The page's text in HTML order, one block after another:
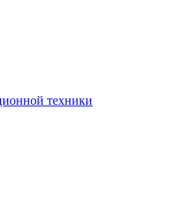
техники